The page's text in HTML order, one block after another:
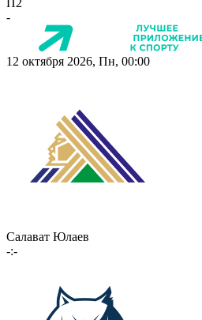
П2
-
12 октября 2026, Пн, 00:00
Салават Юлаев
-:-